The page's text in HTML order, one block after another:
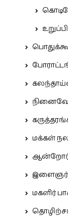
மக்கள்
இளைஞர்
மகளிர்